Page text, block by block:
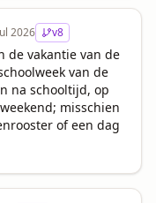
2026 v8
de vakantie van de
van de
na schooltijd, op
misschien
of een dag